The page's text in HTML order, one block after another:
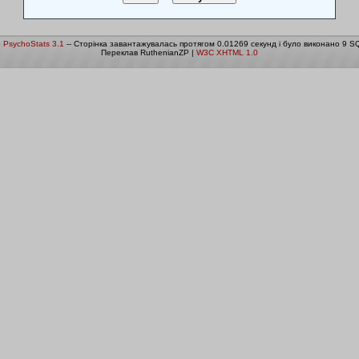
PsychoStats 3.1 -- Сторінка завантажувалась протягом 0.01269 секунд і було виконано 9
Переклав RuthenianZP | W3C XHTML 1.0